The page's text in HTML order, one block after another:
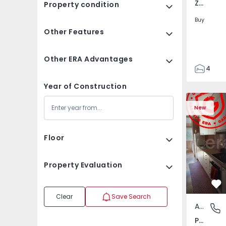
Property condition
Other Features
Other ERA Advantages
Year of Construction
Floor
Property Evaluation
Clear Save Search
Zebreira e Segura, Castelo Branco
Buy
4
80
80
244
New
Apartment T3 Maia,
Apartment
Pedrouços, Porto